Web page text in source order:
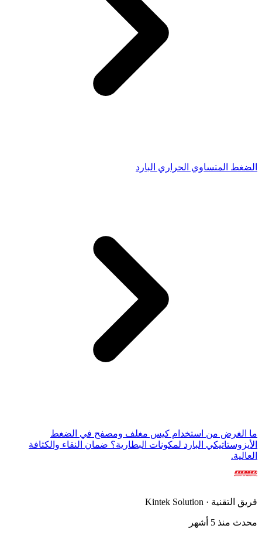
الضغط المتساوي الحراري البارد
ما الغرض من استخدام كيس مغلف ومصفح في الضغط
الأيزوستاتيكي البارد لمكونات البطارية؟ ضمان النقاء والكثافة
العالية.
فريق التقنية · Kintek Solution
محدث منذ 5 أشهر